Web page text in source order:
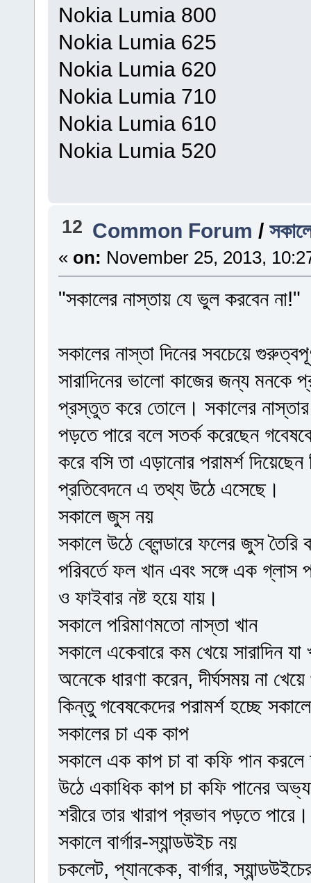
Nokia Lumia 800
Nokia Lumia 625
Nokia Lumia 620
Nokia Lumia 710
Nokia Lumia 610
Nokia Lumia 520
12 Common Forum /
« on: November 25, 2013,
"সকালের নাস্তায় যে ভুল করবেন না!"
সকালের নাস্তা দিনের সবচেয়ে
সারাদিনের ভালো কাজের জন্য মনকে
প্রস্তুত করে তোলে। সকালের
পড়তে পারে বলে সতর্ক করেছেন
করে বসি তা এড়ানোর পরামর্শ
প্রতিবেদনে এ তথ্য উঠে এসেছে।
সকালে জুস নয়
সকালে উঠে ব্লেন্ডারে ফলের জুস তৈরি
পরিবর্তে ফল খান এবং সঙ্গে এক গ্লাস
ও ফাইবার নষ্ট হয়ে যায়।
সকালে পরিমাণমতো নাস্তা খান
সকালে একেবারে কম খেয়ে সারাদিন
অনেকে ধারণা করেন, দীর্ঘসময় না
কিন্তু গবেষকেদের পরামর্শ হচ্ছে
সকালের চা এক কাপ
সকালে এক কাপ চা বা কফি পান
উঠে একাধিক কাপ চা কফি পানের
শরীরে তার খারাপ প্রভাব পড়তে পারে।
সকালে বার্গার-স্যান্ডউইচ নয়
চকলেট, প্যানকেক, বার্গার,